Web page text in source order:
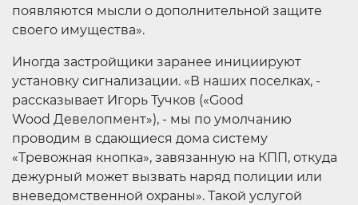
появляются мысли о дополнительной защите
своего имущества».
Иногда застройщики заранее инициируют
установку сигнализации. «В наших поселках, -
рассказывает Игорь Тучков («Good
Wood Девелопмент»), - мы по умолчанию
проводим в сдающиеся дома систему
«Тревожная кнопка», завязанную на КПП, откуда
дежурный может вызвать наряд полиции или
вневедомственной охраны». Такой услугой